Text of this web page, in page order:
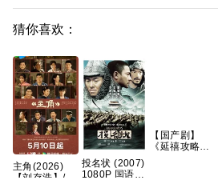
猜你喜欢：
主角(2026)
【刘存浩】/4k
投名状 (2007)
1080P 国语粤
【国产剧】
《延禧攻略